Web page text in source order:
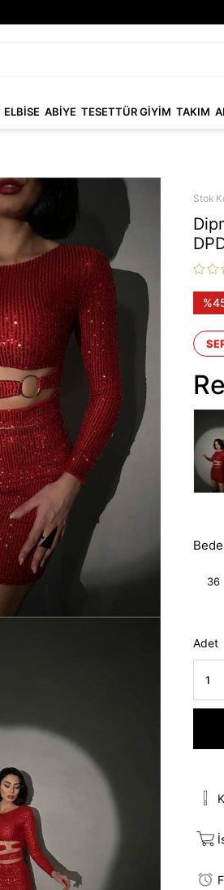
ELBİSE ABİYE TESETTÜR GİYİM TAKIM
Stok
%
36
Adet